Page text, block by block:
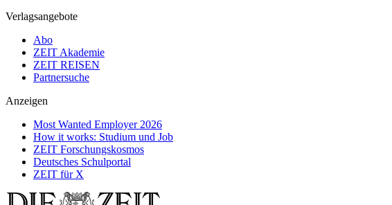
Verlagsangebote
Abo
ZEIT Akademie
ZEIT REISEN
Partnersuche
Anzeigen
Most Wanted Employer 2026
How it works: Studium und Job
ZEIT Forschungskosmos
Deutsches Schulportal
ZEIT für X